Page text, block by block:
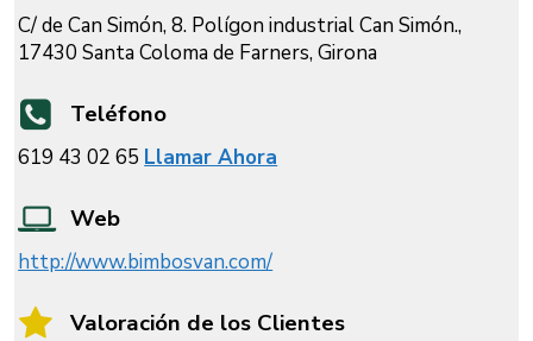
C/ de Can Simón, 8. Polígon industrial Can Simón.,
17430 Santa Coloma de Farners, Girona
Teléfono
619 43 02 65 Llamar Ahora
Web
http://www.bimbosvan.com/
Valoración de los Clientes